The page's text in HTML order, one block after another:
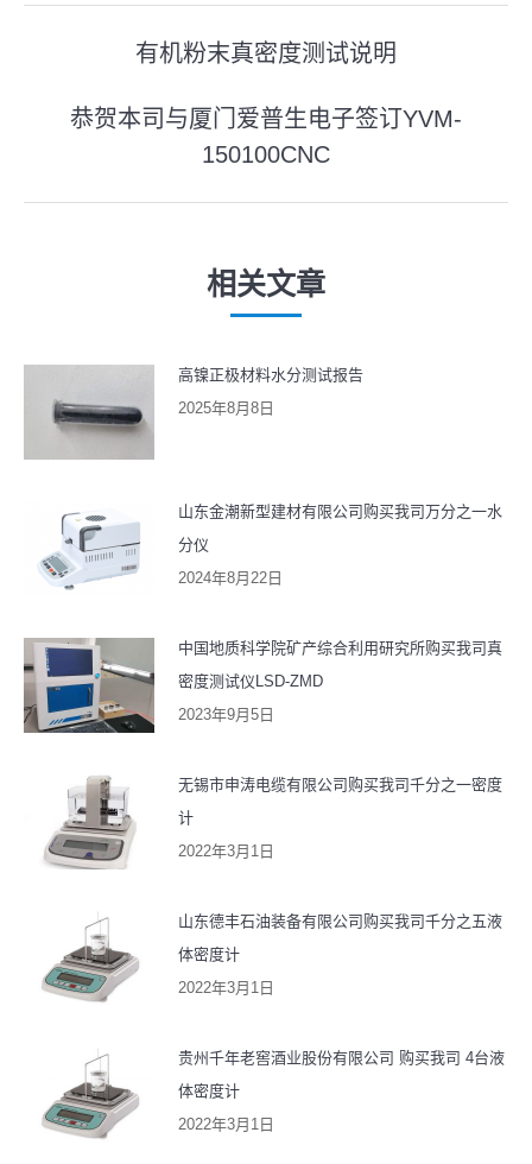
上
一
篇
文
章：
有机粉末真密度测试说明
下
章：
恭贺本司与厦门爱普生电子签订YVM-
150100CNC
相关文章
高镍正极材料水分测试报告
2025年8月8日
山东金潮新型建材有限公司购买我司万分之一水
分仪
2024年8月22日
中国地质科学院矿产综合利用研究所购买我司真
密度测试仪LSD-ZMD
2023年9月5日
无锡市申涛电缆有限公司购买我司千分之一密度
计
2022年3月1日
山东德丰石油装备有限公司购买我司千分之五液
体密度计
2022年3月1日
贵州千年老窖酒业股份有限公司 购买我司 4台液
体密度计
2022年3月1日